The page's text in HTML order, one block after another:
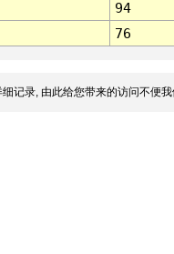
94
76
记录, 由此给您带来的访问不便